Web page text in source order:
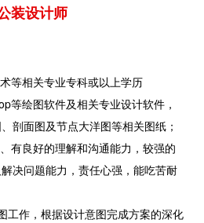
装设计师
等相关专业专科或以上学历
等绘图软件及相关专业设计软件，
剖面图及节点大洋图等相关图纸；
有良好的理解和沟通能力，较强的
决问题能力，责任心强，能吃苦耐
工作，根据设计意图完成方案的深化